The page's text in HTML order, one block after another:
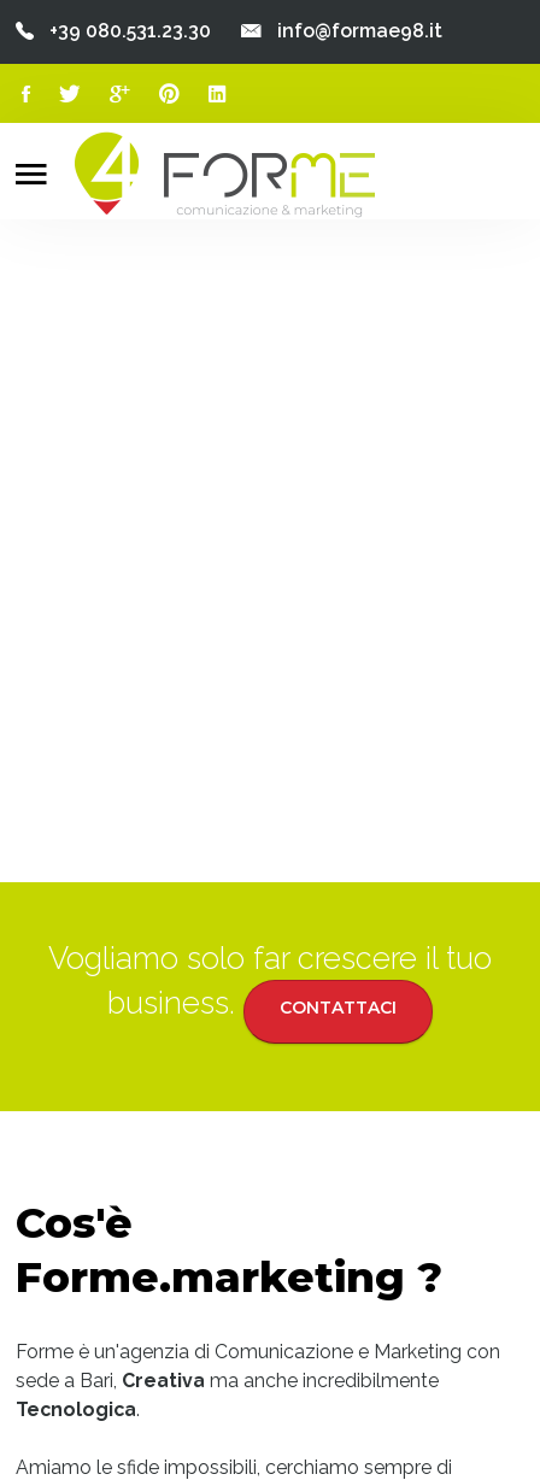
Chi Siamo
+39 080.531.23.30 info@formae98.it
Search
Vogliamo solo far crescere il tuo
business.
CONTATTACI
Cos'è
Forme.marketing ?
Forme è un'agenzia di Comunicazione e Marketing con
sede a Bari, Creativa ma anche incredibilmente
Tecnologica.
Amiamo le sfide impossibili, cerchiamo sempre di